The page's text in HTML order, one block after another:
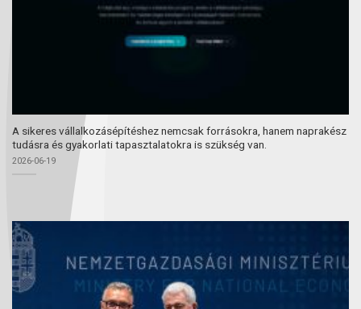
A sikeres vállalkozásépítéshez nemcsak forrásokra, hanem naprakész
tudásra és gyakorlati tapasztalatokra is szükség van.
2026-06-19